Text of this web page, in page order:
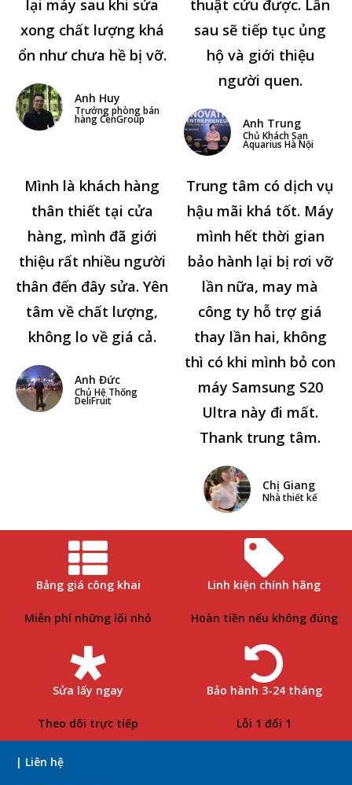
lại máy sau khi sửa
xong chất lượng khá
ổn như chưa hề bị vỡ.
Anh Huy
Trưởng phòng bán
hàng CenGroup
thuật cứu được. Lần
sau sẽ tiếp tục ủng
hộ và giới thiệu
người quen.
Anh Trung
Chủ Khách Sạn
Aquarius Hà Nội
Mình là khách hàng
thân thiết tại cửa
hàng, mình đã giới
thiệu rất nhiều người
thân đến đây sửa. Yên
tâm về chất lượng,
không lo về giá cả.
Anh Đức
Chủ Hệ Thống
DeliFruit
Trung tâm có dịch vụ
hậu mãi khá tốt. Máy
mình hết thời gian
bảo hành lại bị rơi vỡ
lần nữa, may mà
công ty hỗ trợ giá
thay lần hai, không
thì có khi mình bỏ con
máy Samsung S20
Ultra này đi mất.
Thank trung tâm.
Chị Giang
Nhà thiết kế
Bảng giá công khai
Miễn phí những lối nhỏ
Linh kiện chính hãng
Hoàn tiền nếu không đúng
Sửa lấy ngay
Theo dõi trực tiếp
Bảo hành 3-24 tháng
Lỗi 1 đổi 1
| Liên hệ